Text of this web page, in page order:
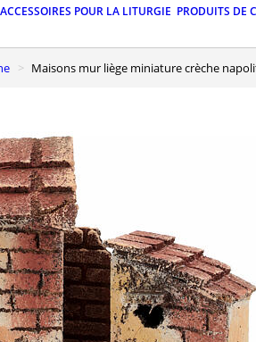
ACCESSOIRES POUR LA LITURGIE PRODUITS DE
Maisons mur liège miniature crèche